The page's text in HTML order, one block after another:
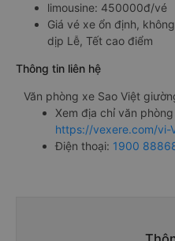
limousine: 450000đ/vé
Giá vé xe ổn định,
dịp Lễ, Tết cao điểm
Thông tin liên hệ
Văn phòng xe Sao Việt
Xem địa chỉ văn
https://vexere.com/vi-
Điện thoại: 1900